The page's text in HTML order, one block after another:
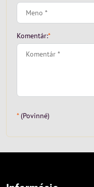
Komentár:*
*(Povinné)